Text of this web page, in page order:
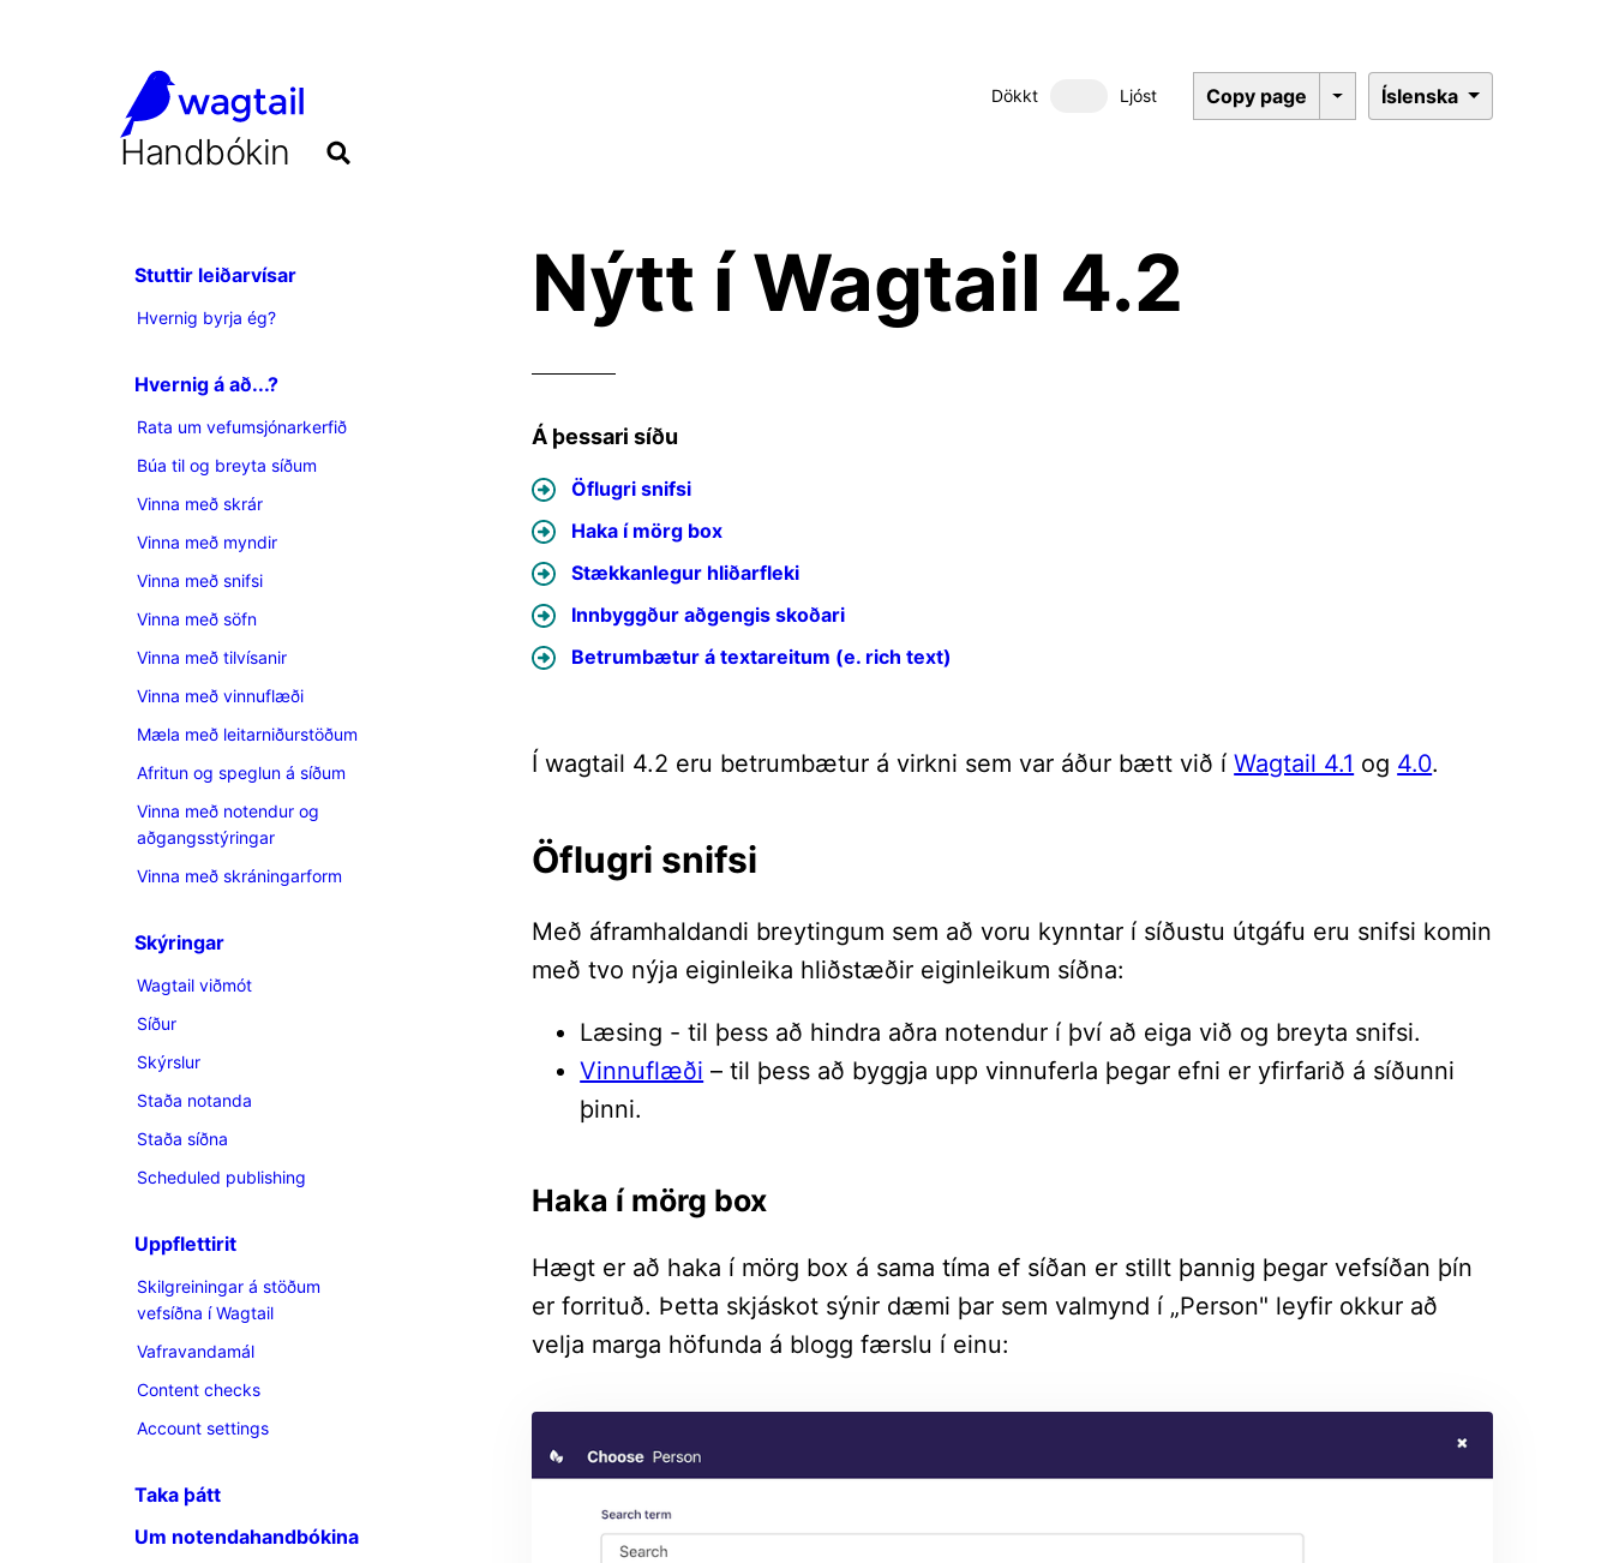
Handbókin
Stuttir leiðarvísar
Hvernig byrja ég?
Hvernig á að...?
Rata um vefumsjónarkerfið
Búa til og breyta síðum
Vinna með skrár
Vinna með myndir
Vinna með snifsi
Vinna með söfn
Vinna með tilvísanir
Vinna með vinnuflæði
Mæla með leitarniðurstöðum
Afritun og speglun á síðum
Vinna með notendur og
aðgangsstýringar
Vinna með skráningarform
Skýringar
Wagtail viðmót
Síður
Skýrslur
Staða notanda
Staða síðna
Scheduled publishing
Uppflettirit
Skilgreiningar á stöðum
vefsíðna í Wagtail
Vafravandamál
Content checks
Account settings
Taka þátt
Um notendahandbókina
Dökkt Dökkt þema
Ljóst Copy page Íslenska
Nýtt í Wagtail 4.2
Á þessari síðu
Öflugri snifsi
Haka í mörg box
Stækkanlegur hliðarfleki
Innbyggður aðgengis skoðari
Betrumbætur á textareitum (e. rich text)
Í wagtail 4.2 eru betrumbætur á virkni sem var áður bætt við íWagtail 4.1 og 4.0.
Öflugri snifsi
Með áframhaldandi breytingum sem að voru kynntar í síðustu útgáfu eru snifsi komin
með tvo nýja eiginleika hliðstæðir eiginleikum síðna:
Læsing - til þess að hindra aðra notendur í því að eiga við og breyta snifsi.
Vinnuflæði – til þess að byggja upp vinnuferla þegar efni er yfirfarið á síðunni
þinni.
Haka í mörg box
Hægt er að haka í mörg box á sama tíma ef síðan er stillt þannig þegar vefsíðan þín
er forrituð. Þetta skjáskot sýnir dæmi þar sem valmynd í „Person" leyfir okkur að
velja marga höfunda á blogg færslu í einu: